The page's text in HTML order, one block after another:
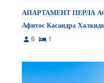
АПАРТАМЕНТ ПЕРЛА
Афитос Касандра
6 1